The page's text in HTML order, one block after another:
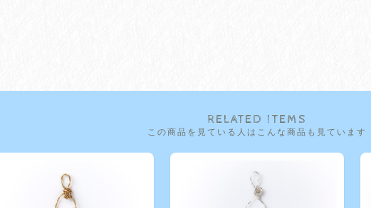
RELATED ITEMS
この商品を見ている人はこんな商品も見ています